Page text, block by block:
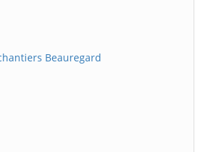
Beauregard